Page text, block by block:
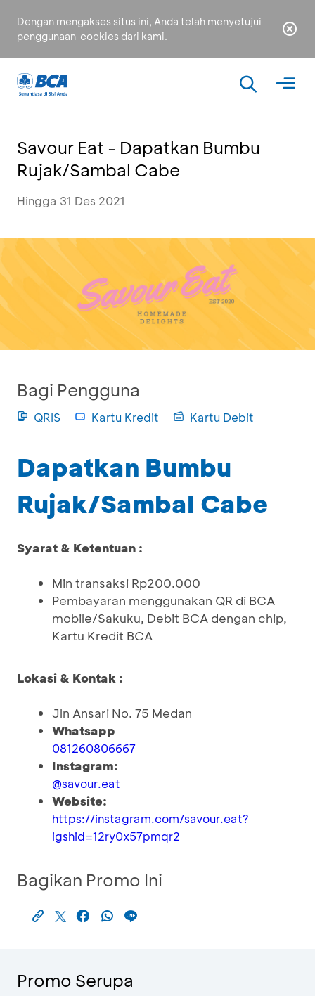
Dengan mengakses situs ini, Anda telah menyetujui
penggunaan cookies dari kami.
Savour Eat - Dapatkan Bumbu
Rujak/Sambal Cabe
Hingga 31 Des 2021
Bagi Pengguna
QRIS Kartu Kredit Kartu Debit
Dapatkan Bumbu
Rujak/Sambal Cabe
Syarat & Ketentuan :
Min transaksi Rp200.000
Pembayaran menggunakan QR di BCA
mobile/Sakuku, Debit BCA dengan chip,
Kartu Kredit BCA
Lokasi & Kontak :
Jln Ansari No. 75 Medan
Whatsapp
081260806667
Instagram:
@savour.eat
Website:
https://instagram.com/savour.eat?
igshid=12ry0x57pmqr2
Bagikan Promo Ini
Promo Serupa